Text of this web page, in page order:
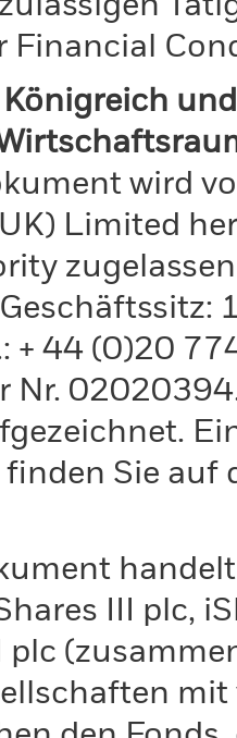
Financial
wird
Limited
+ 44 (0)20
Nr.
Sie auf
III plc,
plc